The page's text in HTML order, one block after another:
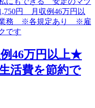
例46万円以上★
活費を節約で